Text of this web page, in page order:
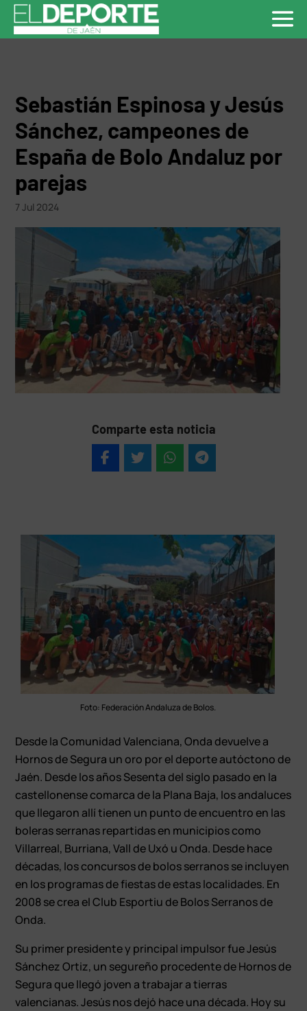
Sebastián Espinosa y Jesús
Sánchez, campeones de
España de Bolo Andaluz por
parejas
7 Jul 2024
Comparte esta noticia
Foto: Federación Andaluza de Bolos.
Desde la Comunidad Valenciana, Onda devuelve a
Hornos de Segura un oro por el deporte autóctono de
Jaén. Desde los años Sesenta del siglo pasado en la
castellonense comarca de la Plana Baja, los andaluces
que llegaron allí tienen un punto de encuentro en las
boleras serranas repartidas en municipios como
Villarreal, Burriana, Vall de Uxó u Onda. Desde hace
décadas, los concursos de bolos serranos se incluyen
en los programas de fiestas de estas localidades. En
2008 se crea el Club Esportiu de Bolos Serranos de
Onda.
Su primer presidente y principal impulsor fue Jesús
Sánchez Ortiz, un segureño procedente de Hornos de
Segura que llegó joven a trabajar a tierras
valencianas. Jesús nos dejó hace una década. Hoy su